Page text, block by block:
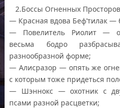
2.Боссы Огненных
— Красная вдова Беф’тилак
— Повелитель Риолит —
весьма бодро
разнообразной форме;
— Алисразор — опять же
с которым тоже придеться
— Шэннокс — охотник с
псами разной расцветки;